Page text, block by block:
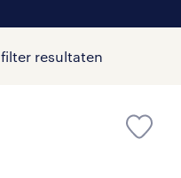
filter resultaten